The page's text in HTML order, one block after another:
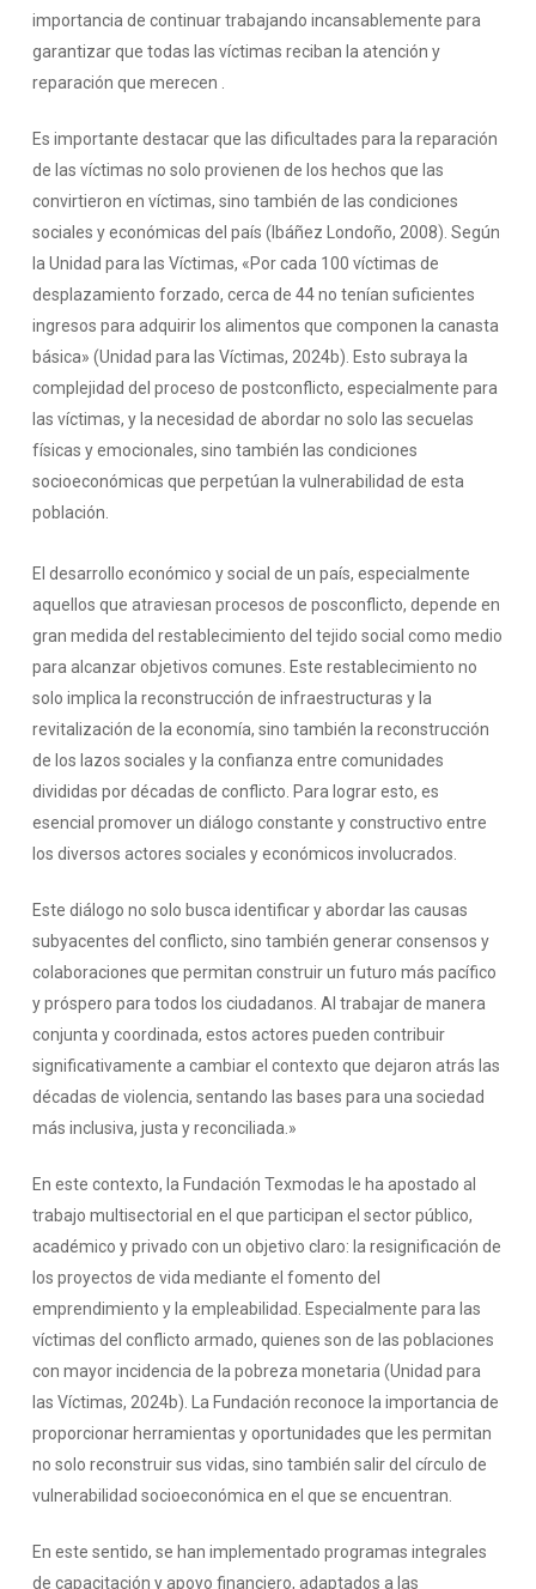
importancia de continuar trabajando incansablemente para
garantizar que todas las víctimas reciban la atención y
reparación que merecen .
Es importante destacar que las dificultades para la reparación
de las víctimas no solo provienen de los hechos que las
convirtieron en víctimas, sino también de las condiciones
sociales y económicas del país (Ibáñez Londoño, 2008). Según
la Unidad para las Víctimas, «Por cada 100 víctimas de
desplazamiento forzado, cerca de 44 no tenían suficientes
ingresos para adquirir los alimentos que componen la canasta
básica» (Unidad para las Víctimas, 2024b). Esto subraya la
complejidad del proceso de postconflicto, especialmente para
las víctimas, y la necesidad de abordar no solo las secuelas
físicas y emocionales, sino también las condiciones
socioeconómicas que perpetúan la vulnerabilidad de esta
población.
El desarrollo económico y social de un país, especialmente
aquellos que atraviesan procesos de posconflicto, depende en
gran medida del restablecimiento del tejido social como medio
para alcanzar objetivos comunes. Este restablecimiento no
solo implica la reconstrucción de infraestructuras y la
revitalización de la economía, sino también la reconstrucción
de los lazos sociales y la confianza entre comunidades
divididas por décadas de conflicto. Para lograr esto, es
esencial promover un diálogo constante y constructivo entre
los diversos actores sociales y económicos involucrados.
Este diálogo no solo busca identificar y abordar las causas
subyacentes del conflicto, sino también generar consensos y
colaboraciones que permitan construir un futuro más pacífico
y próspero para todos los ciudadanos. Al trabajar de manera
conjunta y coordinada, estos actores pueden contribuir
significativamente a cambiar el contexto que dejaron atrás las
décadas de violencia, sentando las bases para una sociedad
más inclusiva, justa y reconciliada.»
En este contexto, la Fundación Texmodas le ha apostado al
trabajo multisectorial en el que participan el sector público,
académico y privado con un objetivo claro: la resignificación de
los proyectos de vida mediante el fomento del
emprendimiento y la empleabilidad. Especialmente para las
víctimas del conflicto armado, quienes son de las poblaciones
con mayor incidencia de la pobreza monetaria (Unidad para
las Víctimas, 2024b). La Fundación reconoce la importancia de
proporcionar herramientas y oportunidades que les permitan
no solo reconstruir sus vidas, sino también salir del círculo de
vulnerabilidad socioeconómica en el que se encuentran.
En este sentido, se han implementado programas integrales
de capacitación y apoyo financiero, adaptados a las